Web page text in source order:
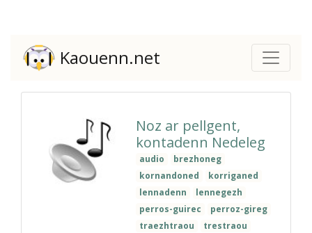
Kaouenn.net
Noz ar pellgent,
kontadenn Nedeleg
audio
brezhoneg
kornandoned
korriganed
lennadenn
lennegezh
perros-guirec
perroz-gireg
traezhtraou
trestraou